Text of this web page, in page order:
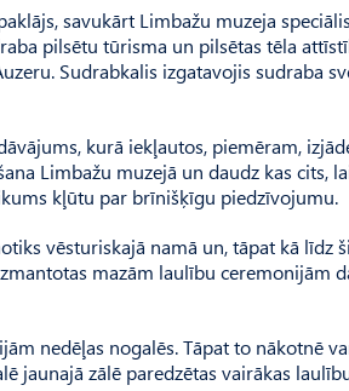
savukārt Limbažu muzeja
pilsētu tūrisma un pilsētas tēla
Sudrabkalis izgatavojis sudraba
kurā iekļautos, piemēram,
Limbažu muzejā un daudz kas cits,
kļūtu par brīnišķīgu piedzīvojumu.
vēsturiskajā namā un, tāpat kā līdz
mazām laulību ceremonijām
nedēļas nogalēs. Tāpat to nākotnē
jaunajā zālē paredzētas vairākas